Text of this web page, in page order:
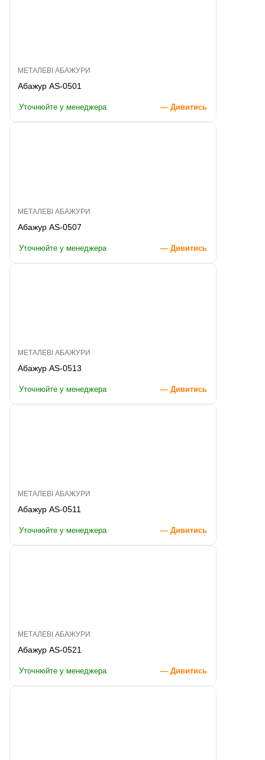
МЕТАЛЕВІ АБАЖУРИ
Абажур AS-0501
Уточнюйте у менеджера — Дивитись
МЕТАЛЕВІ АБАЖУРИ
Абажур AS-0507
Уточнюйте у менеджера — Дивитись
МЕТАЛЕВІ АБАЖУРИ
Абажур AS-0513
Уточнюйте у менеджера — Дивитись
МЕТАЛЕВІ АБАЖУРИ
Абажур AS-0511
Уточнюйте у менеджера — Дивитись
МЕТАЛЕВІ АБАЖУРИ
Абажур AS-0521
Уточнюйте у менеджера — Дивитись